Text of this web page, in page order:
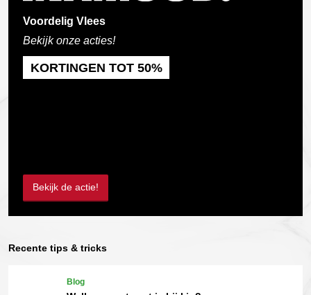
Voordelig Vlees
Bekijk onze acties!
KORTINGEN TOT 50%
Bekijk de actie!
Recente tips & tricks
Blog